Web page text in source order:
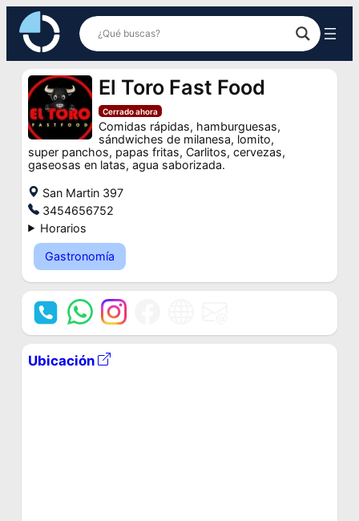
Saltar
contenido
El Toro Fast Food
Cerrado ahora
Comidas rápidas, hamburguesas,
sándwiches de milanesa, lomito,
super panchos, papas fritas, Carlitos, cervezas,
gaseosas en latas, agua saborizada.
San Martin 397
3454656752
Horarios
Gastronomía
Ubicación